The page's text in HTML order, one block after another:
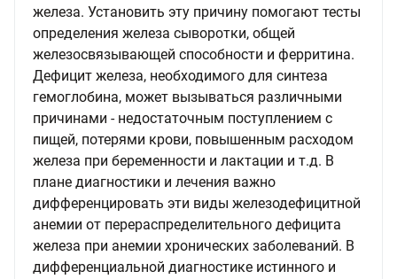
железа. Установить эту причину помогают тесты
определения железа сыворотки, общей
железосвязывающей способности и ферритина.
Дефицит железа, необходимого для синтеза
гемоглобина, может вызываться различными
причинами - недостаточным поступлением с
пищей, потерями крови, повышенным расходом
железа при беременности и лактации и т.д. В
плане диагностики и лечения важно
дифференцировать эти виды железодефицитной
анемии от перераспределительного дефицита
железа при анемии хронических заболеваний. В
дифференциальной диагностике истинного и